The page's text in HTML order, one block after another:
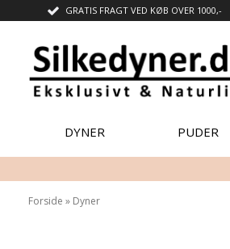
GRATIS FRAGT VED KØB OVER 1000,-
DYNER PUDER
Forside » Dyner